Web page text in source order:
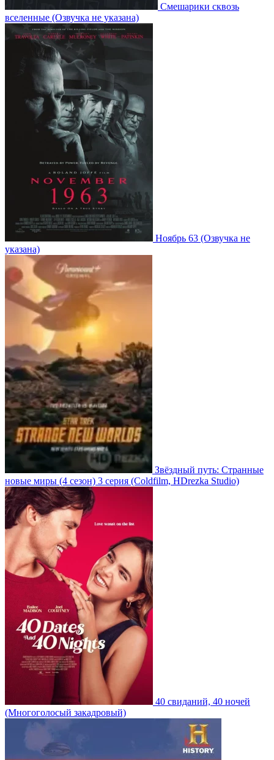
Смешарики сквозь
вселенные (Озвучка не указана)
Ноябрь 63 (Озвучка не
указана)
Звёздный путь: Странные
новые миры (4 сезон) 3 серия (Coldfilm, HDrezka Studio)
40 свиданий, 40 ночей
(Многоголосый закадровый)